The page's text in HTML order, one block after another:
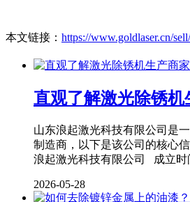
本文链接： https://www.goldlaser.cn/
直观了解激光除锈
山东浪起激光科技有限公司是
制造商，以下是该公司的核心
浪起激光科技有限公司 成立时
2026-05-28